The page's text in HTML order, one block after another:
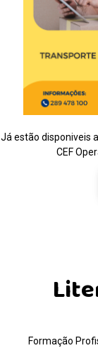
Já estão disponiveis
CEF
Formação